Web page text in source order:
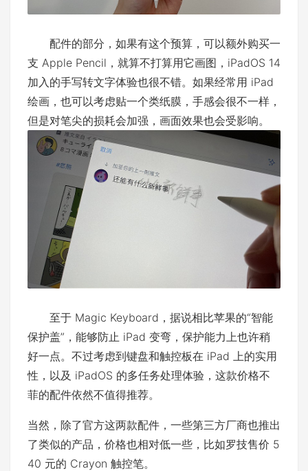
配件的部分，如果有这个预算，可以额外购买一
支 Apple Pencil，就算不打算用它画图，iPadOS 14
加入的手写转文字体验也很不错。如果经常用 iPad
绘画，也可以考虑贴一个类纸膜，手感会很不一样，
但是对笔尖的损耗会加强，画面效果也会受影响。
至于 Magic Keyboard，据说相比苹果的“智能
保护盖”，能够防止 iPad 变弯，保护能力上也许稍
好一点。不过考虑到键盘和触控板在 iPad 上的实用
性，以及 iPadOS 的多任务处理体验，这款价格不
菲的配件依然不值得推荐。
当然，除了官方这两款配件，一些第三方厂商也推出
了类似的产品，价格也相对低一些，比如罗技售价 5
40 元的 Crayon 触控笔。